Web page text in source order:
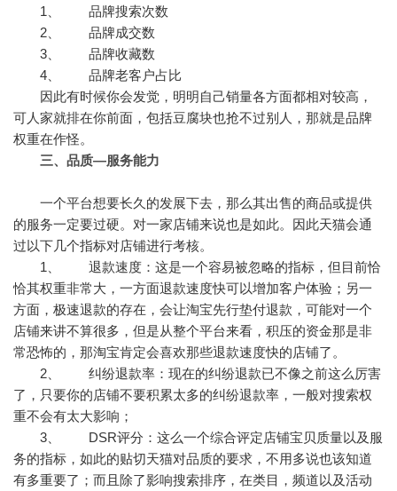
1、 品牌搜索次数
2、 品牌成交数
3、 品牌收藏数
4、 品牌老客户占比
因此有时候你会发觉，明明自己销量各方面都相对较高，
可人家就排在你前面，包括豆腐块也抢不过别人，那就是品牌
权重在作怪。
三、品质—服务能力
一个平台想要长久的发展下去，那么其出售的商品或提供
的服务一定要过硬。对一家店铺来说也是如此。因此天猫会通
过以下几个指标对店铺进行考核。
1、 退款速度：这是一个容易被忽略的指标，但目前恰
恰其权重非常大，一方面退款速度快可以增加客户体验；另一
方面，极速退款的存在，会让淘宝先行垫付退款，可能对一个
店铺来讲不算很多，但是从整个平台来看，积压的资金那是非
常恐怖的，那淘宝肯定会喜欢那些退款速度快的店铺了。
2、 纠纷退款率：现在的纠纷退款已不像之前这么厉害
了，只要你的店铺不要积累太多的纠纷退款率，一般对搜索权
重不会有太大影响；
3、 DSR评分：这么一个综合评定店铺宝贝质量以及服
务的指标，如此的贴切天猫对品质的要求，不用多说也该知道
有多重要了；而且除了影响搜索排序，在类目，频道以及活动